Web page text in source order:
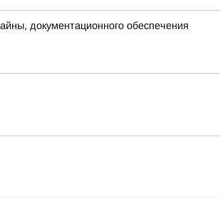
документационного обеспечения